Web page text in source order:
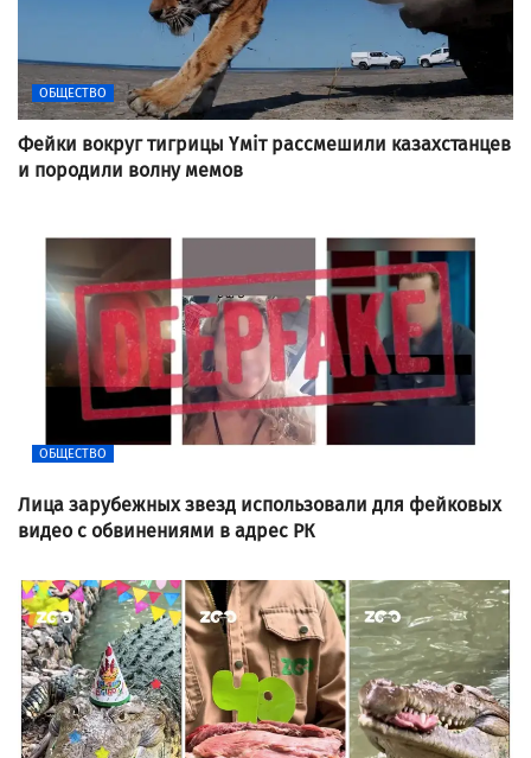
ОБЩЕСТВО
Фейки вокруг тигрицы Үміт рассмешили казахстанцев
и породили волну мемов
ОБЩЕСТВО
Лица зарубежных звезд использовали для фейковых
видео с обвинениями в адрес РК